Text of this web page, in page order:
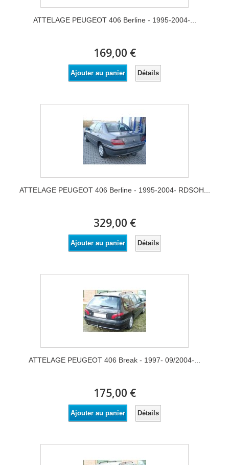
ATTELAGE PEUGEOT 406 Berline - 1995-2004-...
169,00 €
Ajouter au panier Détails
ATTELAGE PEUGEOT 406 Berline - 1995-2004- RDSOH...
329,00 €
Ajouter au panier Détails
ATTELAGE PEUGEOT 406 Break - 1997- 09/2004-...
175,00 €
Ajouter au panier Détails